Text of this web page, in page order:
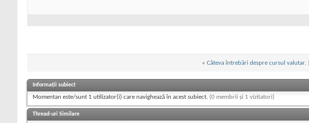
« Câteva întrebări despre cursul valutar.|
Informații subiect
Momentan este/sunt 1 utilizator(i) care navighează în acest subiect. (0 membrii și 1 vizitatori)
Thread-uri Similare